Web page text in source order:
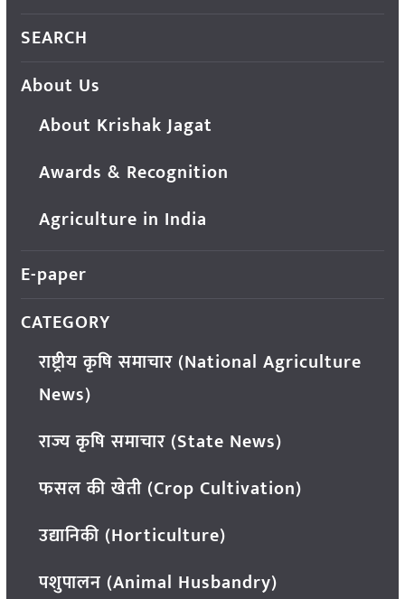
SEARCH
About Us
About Krishak Jagat
Awards & Recognition
Agriculture in India
E-paper
CATEGORY
राष्ट्रीय कृषि समाचार (National Agriculture
News)
राज्य कृषि समाचार (State News)
फसल की खेती (Crop Cultivation)
उद्यानिकी (Horticulture)
पशुपालन (Animal Husbandry)